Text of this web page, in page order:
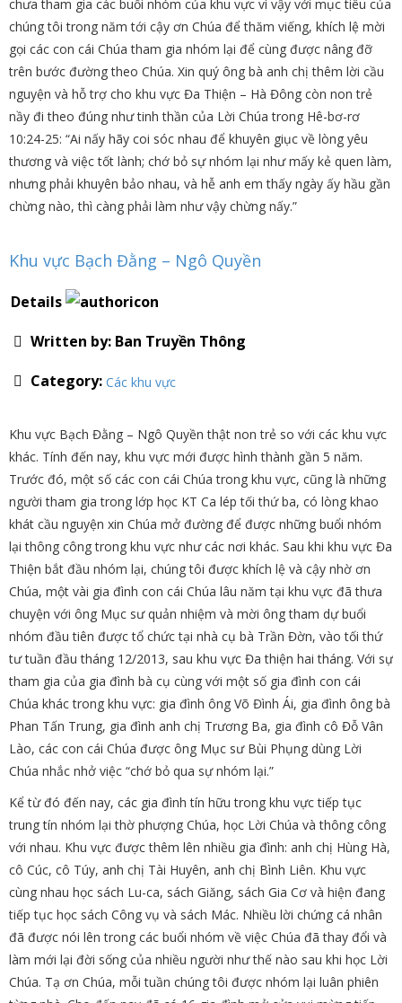
chưa tham gia các buổi nhóm của khu vực vì vậy với mục tiêu của
chúng tôi trong năm tới cậy ơn Chúa để thăm viếng, khích lệ mời
gọi các con cái Chúa tham gia nhóm lại để cùng được nâng đỡ
trên bước đường theo Chúa. Xin quý ông bà anh chị thêm lời cầu
nguyện và hỗ trợ cho khu vực Đa Thiện – Hà Đông còn non trẻ
nầy đi theo đúng như tinh thần của Lời Chúa trong Hê-bơ-rơ
10:24-25: “Ai nấy hãy coi sóc nhau để khuyên giục về lòng yêu
thương và việc tốt lành; chớ bỏ sự nhóm lại như mấy kẻ quen làm,
nhưng phải khuyên bảo nhau, và hễ anh em thấy ngày ấy hầu gần
chừng nào, thì càng phải làm như vậy chừng nấy.”
Khu vực Bạch Đằng – Ngô Quyền
Details
Written by: Ban Truyền Thông
Category: Các khu vực
Khu vực Bạch Đằng – Ngô Quyền thật non trẻ so với các khu vực
khác. Tính đến nay, khu vực mới được hình thành gần 5 năm.
Trước đó, một số các con cái Chúa trong khu vực, cũng là những
người tham gia trong lớp học KT Ca lép tối thứ ba, có lòng khao
khát cầu nguyện xin Chúa mở đường để được những buổi nhóm
lại thông công trong khu vực như các nơi khác. Sau khi khu vực Đa
Thiện bắt đầu nhóm lại, chúng tôi được khích lệ và cậy nhờ ơn
Chúa, một vài gia đình con cái Chúa lâu năm tại khu vực đã thưa
chuyện với ông Mục sư quản nhiệm và mời ông tham dự buổi
nhóm đầu tiên được tổ chức tại nhà cụ bà Trần Đờn, vào tối thứ
tư tuần đầu tháng 12/2013, sau khu vực Đa thiện hai tháng. Với sự
tham gia của gia đình bà cụ cùng với một số gia đình con cái
Chúa khác trong khu vực: gia đình ông Võ Đình Ái, gia đình ông bà
Phan Tấn Trung, gia đình anh chị Trương Ba, gia đình cô Đỗ Vân
Lào, các con cái Chúa được ông Mục sư Bùi Phụng dùng Lời
Chúa nhắc nhở việc “chớ bỏ qua sự nhóm lại.”
Kể từ đó đến nay, các gia đình tín hữu trong khu vực tiếp tục
trung tín nhóm lại thờ phượng Chúa, học Lời Chúa và thông công
với nhau. Khu vực được thêm lên nhiều gia đình: anh chị Hùng Hà,
cô Cúc, cô Túy, anh chị Tài Huyên, anh chị Bình Liên. Khu vực
cùng nhau học sách Lu-ca, sách Giăng, sách Gia Cơ và hiện đang
tiếp tục học sách Công vụ và sách Mác. Nhiều lời chứng cá nhân
đã được nói lên trong các buổi nhóm về việc Chúa đã thay đổi và
làm mới lại đời sống của nhiều người như thế nào sau khi học Lời
Chúa. Tạ ơn Chúa, mỗi tuần chúng tôi được nhóm lại luân phiên